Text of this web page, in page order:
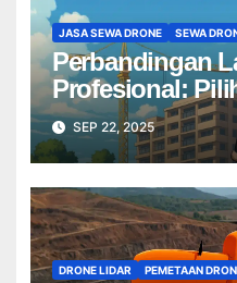
JASA SEWA DRONE SEWA
Perbandingan
Profesional:
Terbaik untuk
SEP 22, 2025
DRONE LIDAR PEMETAAN